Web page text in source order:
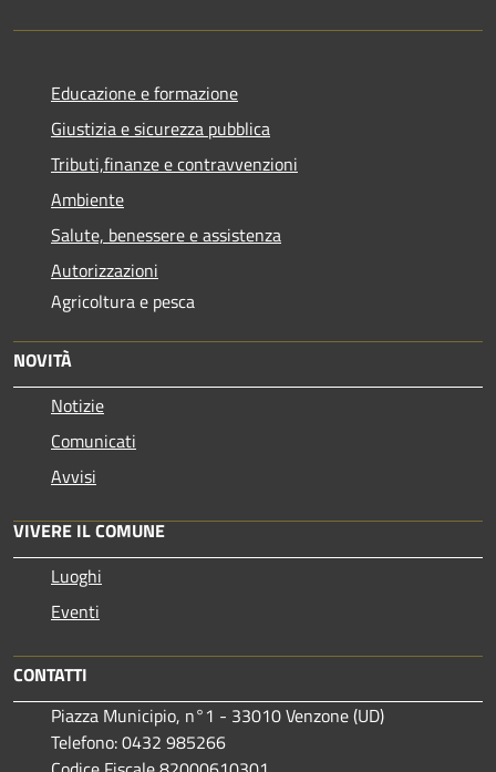
Educazione e formazione
Giustizia e sicurezza pubblica
Tributi,finanze e contravvenzioni
Ambiente
Salute, benessere e assistenza
Autorizzazioni
Agricoltura e pesca
NOVITÀ
Notizie
Comunicati
Avvisi
VIVERE IL COMUNE
Luoghi
Eventi
CONTATTI
Piazza Municipio, n°1 - 33010 Venzone (UD)
Telefono: 0432 985266